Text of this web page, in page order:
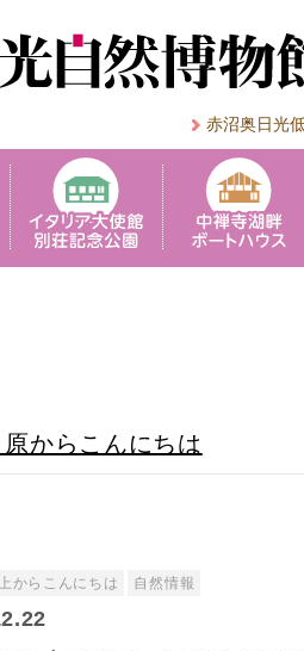
赤沼奥日光
からこんにちは
からこんにちは 自然情報